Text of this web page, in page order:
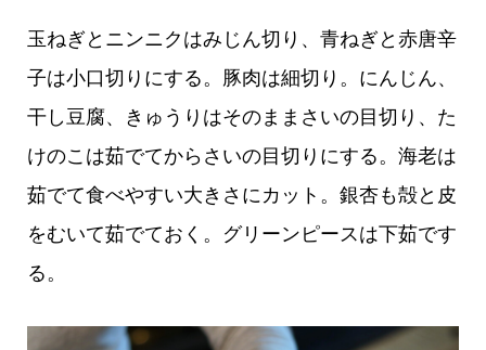
玉ねぎとニンニクはみじん切り、青ねぎと赤唐辛
子は小口切りにする。豚肉は細切り。にんじん、
干し豆腐、きゅうりはそのままさいの目切り、た
けのこは茹でてからさいの目切りにする。海老は
茹でて食べやすい大きさにカット。銀杏も殻と皮
をむいて茹でておく。グリーンピースは下茹です
る。